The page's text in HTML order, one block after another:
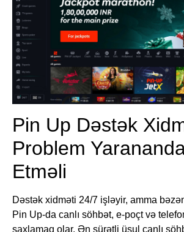
Pin Up Dəstək
Problem
Etməli
Dəstək xidməti 24/7 işləyir, amma
Pin Up-da canlı söhbət, e-poçt və
saxlamaq olar. Ən sürətli üsul canlı